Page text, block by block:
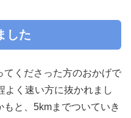
した
くださった方のおかげで
よく速い方に抜かれまし
と、5kmまでついていき